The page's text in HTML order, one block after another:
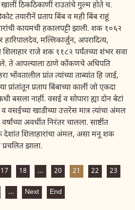
खालीं ठिकठिकाणीं राउतांचे गुल्म होते च.
तयारीनें प्रताप बिंब व मही बिंब राहूं
कायमची हकालपट्टी झाली. शक १०६२
मल्लिकार्जुन, अपरादित्य,
राजे शक ११८२ पर्यंतच्या शंभर सवा
ते आपल्याला ठाणे कोंकणचे अधिपति
प्रांत त्यांच्या ताब्यांत हि जाई,
प्रांतांतून प्रताप बिंबाच्या कालीं जो एकदा
बसला नाहीं. वसई व सोपारा ह्या दोन बेटां
वसईच्या खाडीच्या उत्तरेस मात्र त्यांचा अंमल
अवधींत निरंतर चालला. साष्टींत
देशांत शिलाहारांचा अंमल, असा मनू शक
झाला.
17 18 ... 20 21 22 23
... Next End